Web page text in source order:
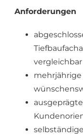
Anforderungen
vergleichbar